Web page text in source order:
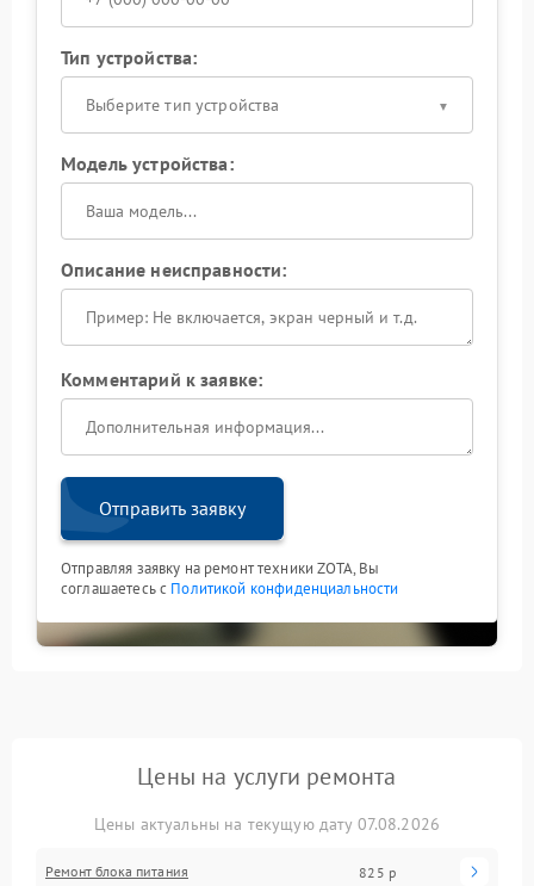
Тип устройства:
Выберите тип устройства
Модель устройства:
Описание неисправности:
Комментарий к заявке:
Отправить заявку
Отправляя заявку на ремонт техники ZOTA, Вы
соглашаетесь с Политикой конфиденциальности
Цены на услуги ремонта
Цены актуальны на текущую дату 07.08.2026
Ремонт блока питания 825 р